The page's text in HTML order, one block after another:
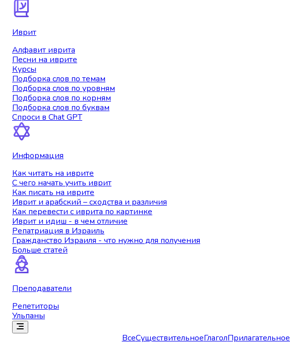
Иврит
Алфавит иврита
Песни на иврите
Курсы
Подборка слов по темам
Подборка слов по уровням
Подборка слов по корням
Подборка слов по буквам
Спроси в Chat GPT
Информация
Как читать на иврите
С чего начать учить иврит
Как писать на иврите
Иврит и арабский – сходства и различия
Как перевести с иврита по картинке
Иврит и идиш - в чем отличие
Репатриация в Израиль
Гражданство Израиля - что нужно для получения
Больше статей
Преподаватели
Репетиторы
Ульпаны
ВсеСуществительноеГлаголПрилагательное